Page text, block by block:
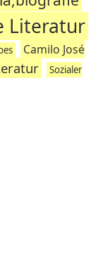
Literatur
Camilo José
Sozialer